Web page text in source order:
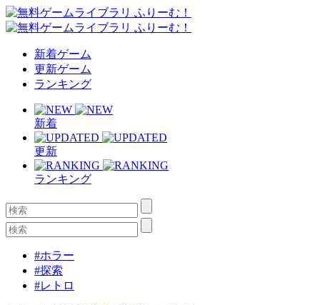
新着ゲーム
更新ゲーム
ランキング
新着
更新
ランキング
#ホラー
#探索
#レトロ